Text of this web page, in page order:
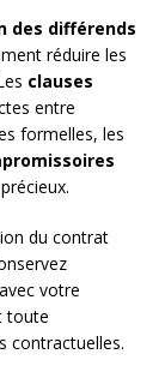
des différends
réduire les
clauses
entre
formelles, les
du contrat
votre
toute
contractuelles.